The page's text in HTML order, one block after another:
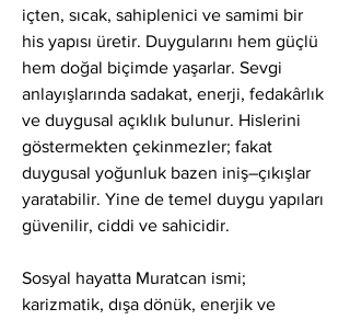
içten, sıcak, sahiplenici ve samimi bir
his yapısı üretir. Duygularını hem güçlü
hem doğal biçimde yaşarlar. Sevgi
anlayışlarında sadakat, enerji, fedakârlık
ve duygusal açıklık bulunur. Hislerini
göstermekten çekinmezler; fakat
duygusal yoğunluk bazen iniş–çıkışlar
yaratabilir. Yine de temel duygu yapıları
güvenilir, ciddi ve sahicidir.
Sosyal hayatta Muratcan ismi;
karizmatik, dışa dönük, enerjik ve